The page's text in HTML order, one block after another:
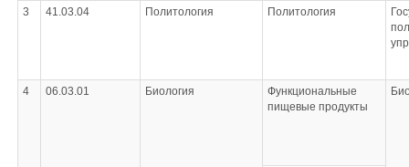
3 41.03.04 Политология Политология
4 06.03.01 Биология
Функциональные
пищевые продукты